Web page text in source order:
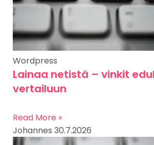
Wordpress
Lainaa netistä – vinkit
vertailuun
Read More »
Johannes 30.7.2026